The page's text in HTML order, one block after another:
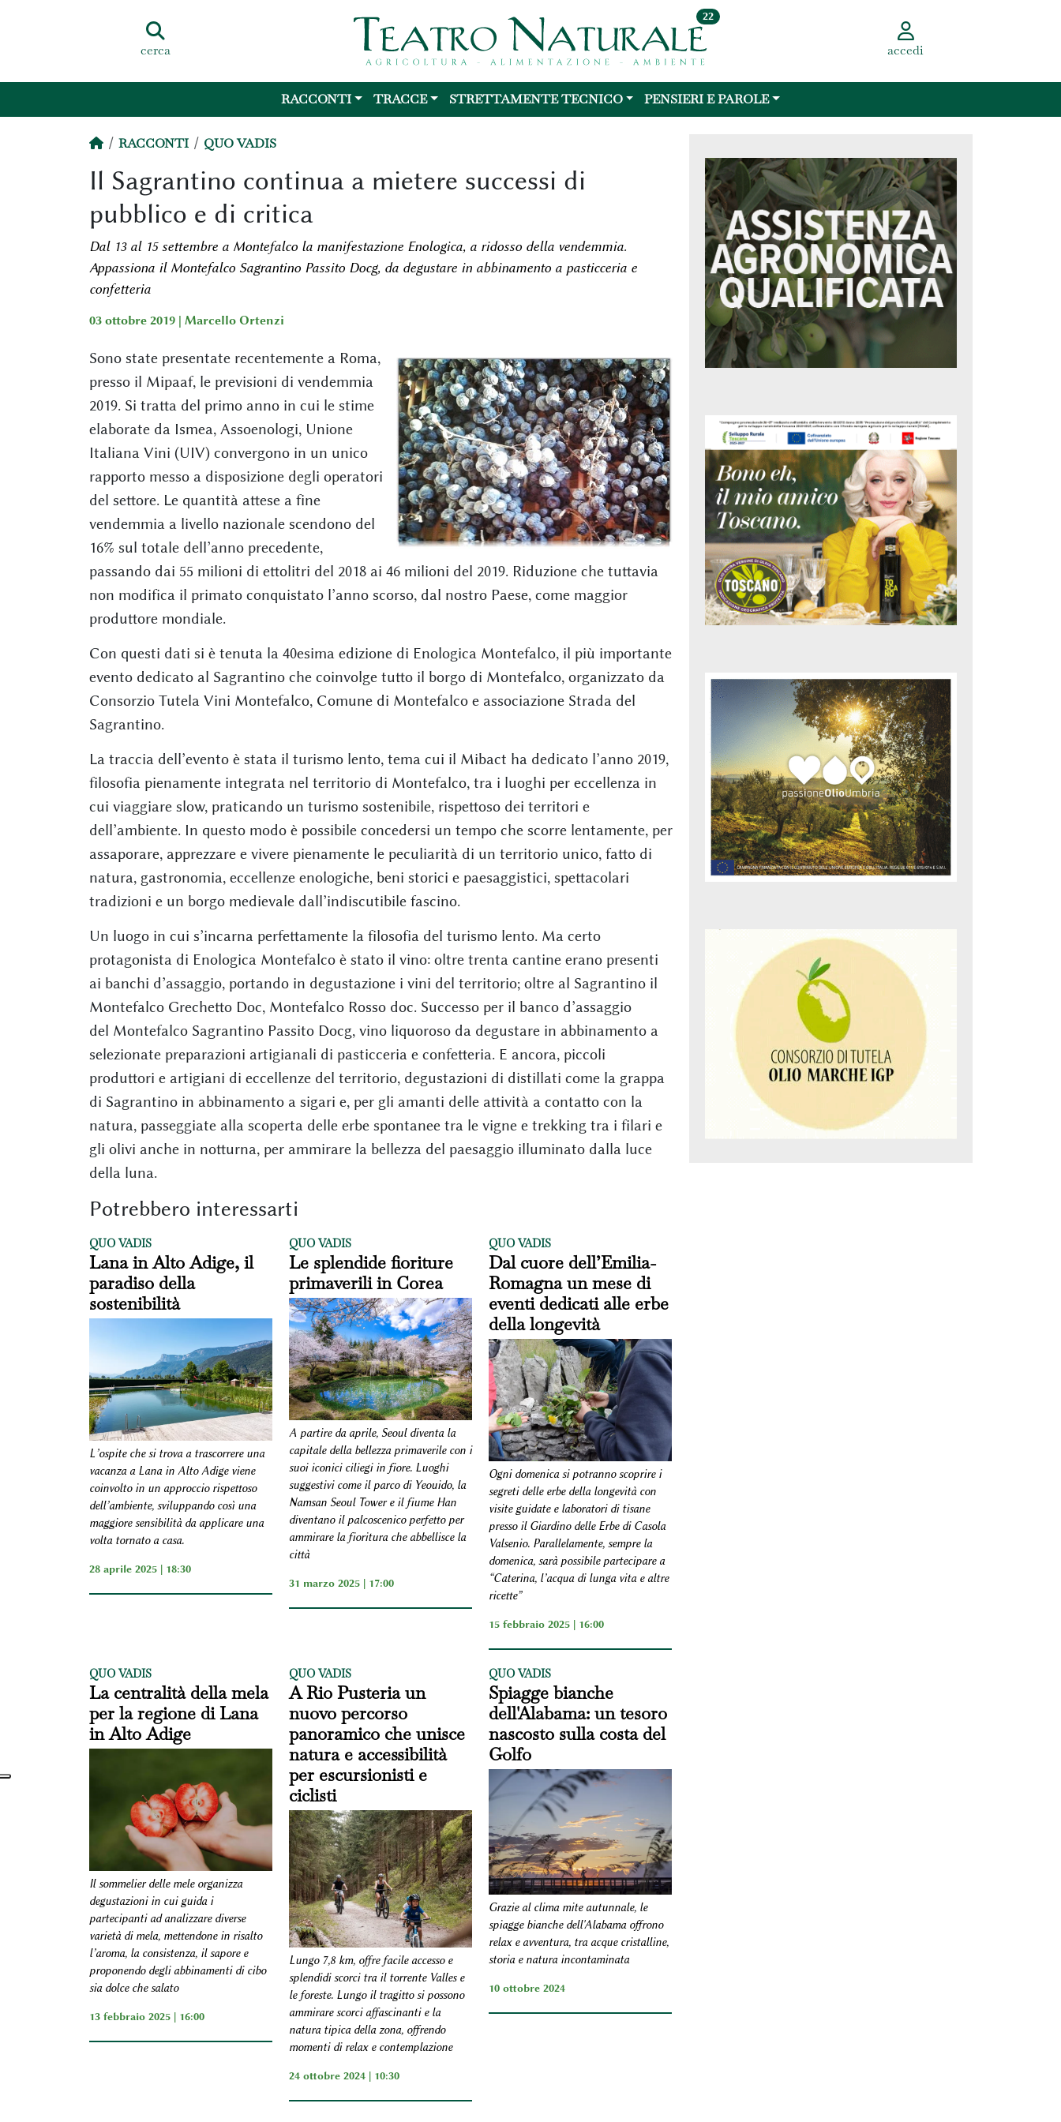
cerca
22
accedi
RACCONTI TRACCE STRETTAMENTE TECNICO PENSIERI E PAROLE
RACCONTI QUO VADIS
Il Sagrantino continua a mietere successi di
pubblico e di critica
Dal 13 al 15 settembre a Montefalco la manifestazione Enologica, a ridosso della vendemmia.
Appassiona il Montefalco Sagrantino Passito Docg, da degustare in abbinamento a pasticceria e
confetteria
03 ottobre 2019 | Marcello Ortenzi
Sono state presentate recentemente a Roma,
presso il Mipaaf, le previsioni di vendemmia
2019. Si tratta del primo anno in cui le stime
elaborate da Ismea, Assoenologi, Unione
Italiana Vini (UIV) convergono in un unico
rapporto messo a disposizione degli operatori
del settore. Le quantità attese a fine
vendemmia a livello nazionale scendono del
16% sul totale dell’anno precedente,
passando dai 55 milioni di ettolitri del 2018 ai 46 milioni del 2019. Riduzione che tuttavia
non modifica il primato conquistato l’anno scorso, dal nostro Paese, come maggior
produttore mondiale.
Con questi dati si è tenuta la 40esima edizione di Enologica Montefalco, il più importante
evento dedicato al Sagrantino che coinvolge tutto il borgo di Montefalco, organizzato da
Consorzio Tutela Vini Montefalco, Comune di Montefalco e associazione Strada del
Sagrantino.
La traccia dell’evento è stata il turismo lento, tema cui il Mibact ha dedicato l’anno 2019,
filosofia pienamente integrata nel territorio di Montefalco, tra i luoghi per eccellenza in
cui viaggiare slow, praticando un turismo sostenibile, rispettoso dei territori e
dell’ambiente. In questo modo è possibile concedersi un tempo che scorre lentamente, per
assaporare, apprezzare e vivere pienamente le peculiarità di un territorio unico, fatto di
natura, gastronomia, eccellenze enologiche, beni storici e paesaggistici, spettacolari
tradizioni e un borgo medievale dall’indiscutibile fascino.
Un luogo in cui s’incarna perfettamente la filosofia del turismo lento. Ma certo
protagonista di Enologica Montefalco è stato il vino: oltre trenta cantine erano presenti
ai banchi d’assaggio, portando in degustazione i vini del territorio; oltre al Sagrantino il
Montefalco Grechetto Doc, Montefalco Rosso doc. Successo per il banco d’assaggio
del Montefalco Sagrantino Passito Docg, vino liquoroso da degustare in abbinamento a
selezionate preparazioni artigianali di pasticceria e confetteria. E ancora, piccoli
produttori e artigiani di eccellenze del territorio, degustazioni di distillati come la grappa
di Sagrantino in abbinamento a sigari e, per gli amanti delle attività a contatto con la
natura, passeggiate alla scoperta delle erbe spontanee tra le vigne e trekking tra i filari e
gli olivi anche in notturna, per ammirare la bellezza del paesaggio illuminato dalla luce
della luna.
Potrebbero interessarti
QUO VADIS
Lana in Alto Adige, il
paradiso della
sostenibilità
L’ospite che si trova a trascorrere una
vacanza a Lana in Alto Adige viene
coinvolto in un approccio rispettoso
dell’ambiente, sviluppando così una
maggiore sensibilità da applicare una
volta tornato a casa.
28 aprile 2025 | 18:30
QUO VADIS
Le splendide fioriture
primaverili in Corea
A partire da aprile, Seoul diventa la
capitale della bellezza primaverile con i
suoi iconici ciliegi in fiore. Luoghi
suggestivi come il parco di Yeouido, la
Namsan Seoul Tower e il fiume Han
diventano il palcoscenico perfetto per
ammirare la fioritura che abbellisce la
città
31 marzo 2025 | 17:00
QUO VADIS
Dal cuore dell’Emilia-
Romagna un mese di
eventi dedicati alle erbe
della longevità
Ogni domenica si potranno scoprire i
segreti delle erbe della longevità con
visite guidate e laboratori di tisane
presso il Giardino delle Erbe di Casola
Valsenio. Parallelamente, sempre la
domenica, sarà possibile partecipare a
“Caterina, l’acqua di lunga vita e altre
ricette”
15 febbraio 2025 | 16:00
QUO VADIS
La centralità della mela
per la regione di Lana
in Alto Adige
Il sommelier delle mele organizza
degustazioni in cui guida i
partecipanti ad analizzare diverse
varietà di mela, mettendone in risalto
l’aroma, la consistenza, il sapore e
proponendo degli abbinamenti di cibo
sia dolce che salato
13 febbraio 2025 | 16:00
QUO VADIS
A Rio Pusteria un
nuovo percorso
panoramico che unisce
natura e accessibilità
per escursionisti e
ciclisti
Lungo 7,8 km, offre facile accesso e
splendidi scorci tra il torrente Valles e
le foreste. Lungo il tragitto si possono
ammirare scorci affascinanti e la
natura tipica della zona, offrendo
momenti di relax e contemplazione
24 ottobre 2024 | 10:30
QUO VADIS
Spiagge bianche
dell'Alabama: un tesoro
nascosto sulla costa del
Golfo
Grazie al clima mite autunnale, le
spiagge bianche dell'Alabama offrono
relax e avventura, tra acque cristalline,
storia e natura incontaminata
10 ottobre 2024